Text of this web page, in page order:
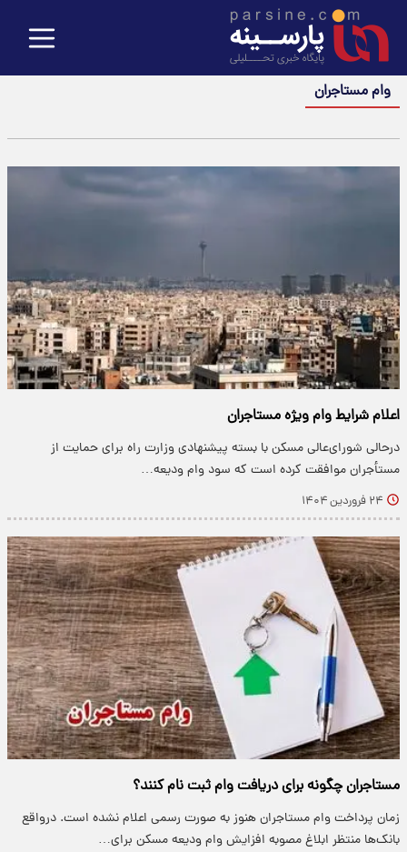
وام مستاجران
اعلام شرایط وام ویژه مستاجران
درحالی شورای‌عالی مسکن با بسته پیشنهادی وزارت راه برای حمایت از
مستأجران موافقت کرده است که سود وام ودیعه…
۲۴ فروردین ۱۴۰۴
مستاجران چگونه برای دریافت وام ثبت نام کنند؟
زمان پرداخت وام مستاجران هنوز به صورت رسمی اعلام نشده است. درواقع
بانک‌ها منتظر ابلاغ مصوبه افزایش وام ودیعه مسکن برای…